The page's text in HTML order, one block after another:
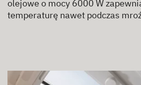
olejowe o mocy 6000 W
temperaturę nawet podczas